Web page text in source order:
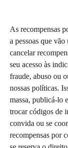
As recompensas
a pessoas que
cancelar
seu acesso às
fraude, abuso ou
nossas políticas.
massa, publicá-lo
trocar códigos de
convida ou se
recompensas por